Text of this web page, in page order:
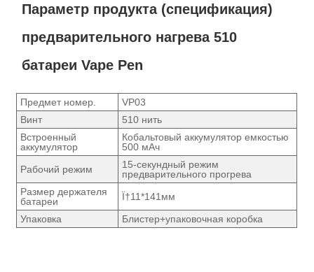
Параметр продукта (спецификация)
предварительного нагрева 510
батареи Vape Pen
Предмет номер.
VP03
Винт
510 нить
Встроенный
аккумулятор
Кобальтовый аккумулятор емкостью
500 мАч
Рабочий режим
15-секундный режим
предварительного прогрева
Размер держателя
батареи
Ï†11*141мм
Упаковка
Блистер+упаковочная коробка